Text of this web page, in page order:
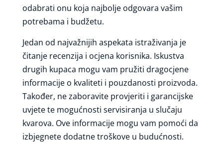
odabrati onu koja najbolje odgovara vašim
potrebama i budžetu.
Jedan od najvažnijih aspekata istraživanja je
čitanje recenzija i ocjena korisnika. Iskustva
drugih kupaca mogu vam pružiti dragocjene
informacije o kvaliteti i pouzdanosti proizvoda.
Također, ne zaboravite provjeriti i garancijske
uvjete te mogućnosti servisiranja u slučaju
kvarova. Ove informacije mogu vam pomoći da
izbjegnete dodatne troškove u budućnosti.